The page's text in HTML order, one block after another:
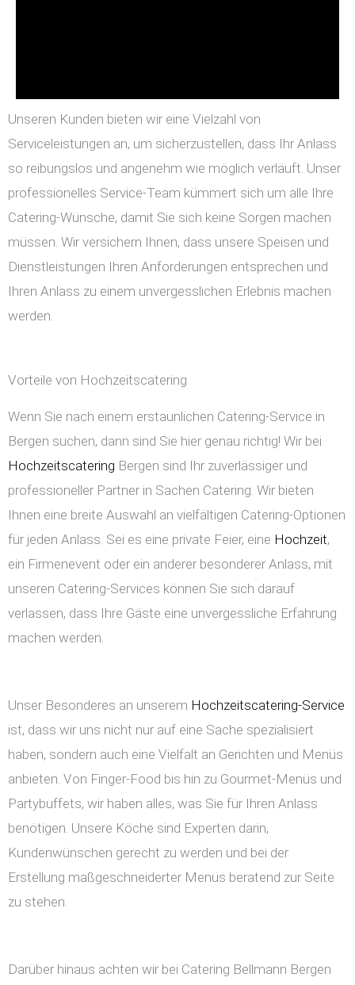
Unseren Kunden bieten wir eine Vielzahl von
Serviceleistungen an, um sicherzustellen, dass Ihr Anlass
so reibungslos und angenehm wie möglich verläuft. Unser
professionelles Service-Team kümmert sich um alle Ihre
Catering-Wünsche, damit Sie sich keine Sorgen machen
müssen. Wir versichern Ihnen, dass unsere Speisen und
Dienstleistungen Ihren Anforderungen entsprechen und
Ihren Anlass zu einem unvergesslichen Erlebnis machen
werden.
Vorteile von Hochzeitscatering
Wenn Sie nach einem erstaunlichen Catering-Service in
Bergen suchen, dann sind Sie hier genau richtig! Wir bei
Hochzeitscatering Bergen sind Ihr zuverlässiger und
professioneller Partner in Sachen Catering. Wir bieten
Ihnen eine breite Auswahl an vielfältigen Catering-Optionen
für jeden Anlass. Sei es eine private Feier, eine Hochzeit,
ein Firmenevent oder ein anderer besonderer Anlass, mit
unseren Catering-Services können Sie sich darauf
verlassen, dass Ihre Gäste eine unvergessliche Erfahrung
machen werden.
Unser Besonderes an unserem Hochzeitscatering-Service
ist, dass wir uns nicht nur auf eine Sache spezialisiert
haben, sondern auch eine Vielfalt an Gerichten und Menüs
anbieten. Von Finger-Food bis hin zu Gourmet-Menüs und
Partybuffets, wir haben alles, was Sie für Ihren Anlass
benötigen. Unsere Köche sind Experten darin,
Kundenwünschen gerecht zu werden und bei der
Erstellung maßgeschneiderter Menüs beratend zur Seite
zu stehen.
Darüber hinaus achten wir bei Catering Bellmann Bergen